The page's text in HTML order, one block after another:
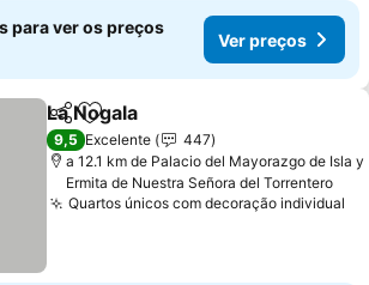
para ver os preços
Ver preços
PartilharAdicionar aos favoritos
La Nogala
9,5 Excelente
447
a 12.1 km de Palacio del Mayorazgo de Isla y
Ermita de Nuestra Señora del Torrentero
Quartos únicos com decoração individual